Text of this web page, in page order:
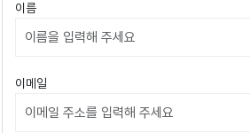
이름
이메일